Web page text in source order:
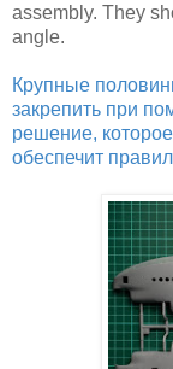
assembly. They
angle.
Крупные
закрепить при
решение,
обеспечит